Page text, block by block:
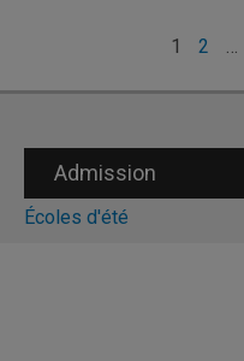
Pagination
des
1 2 …
Admission
Écoles d'été